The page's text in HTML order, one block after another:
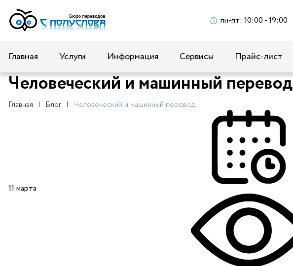
пн-пт: 10:00 - 19:00
Главная Услуги Информация Сервисы Прайс-лист
Человеческий и машинный перевод
Главная Блог Человеческий и машинный перевод
11 марта